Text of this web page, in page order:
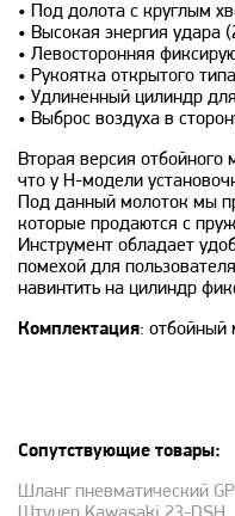
• Под долота с круглым
• Высокая энергия удара
• Левосторонняя
• Рукоятка открытого типа
• Удлиненный цилиндр
• Выброс воздуха в
Вторая версия
что у H-модели
Под данный молоток мы
которые продаются с
Инструмент обладает
помехой для
навинтить на цилиндр
Комплектация: отбойный
Сопутствующие товары:
Шланг пневматический